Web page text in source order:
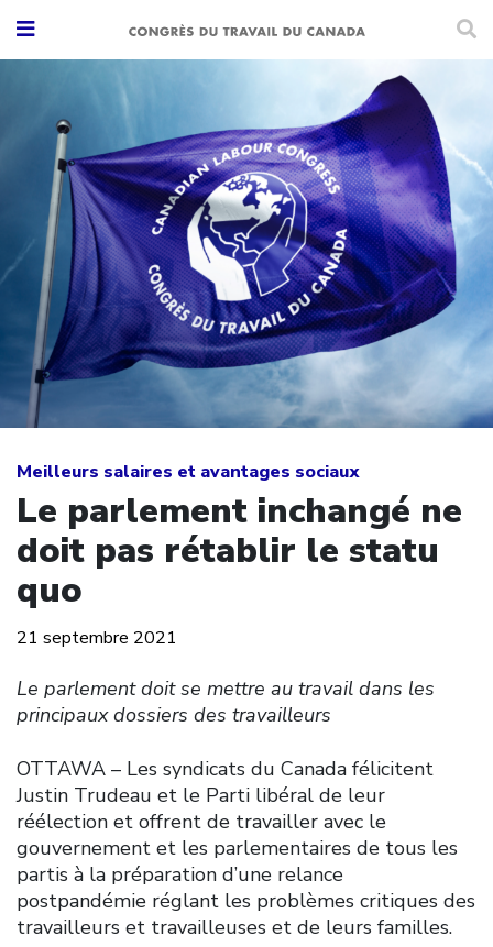
Meilleurs salaires et avantages sociaux
Le parlement inchangé ne
doit pas rétablir le statu
quo
21 septembre 2021
Le parlement doit se mettre au travail dans les
principaux dossiers des travailleurs
OTTAWA – Les syndicats du Canada félicitent
Justin Trudeau et le Parti libéral de leur
réélection et offrent de travailler avec le
gouvernement et les parlementaires de tous les
partis à la préparation d’une relance
postpandémie réglant les problèmes critiques des
travailleurs et travailleuses et de leurs familles.